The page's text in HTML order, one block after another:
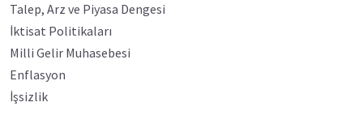
Talep, Arz ve Piyasa Dengesi
İktisat Politikaları
Milli Gelir Muhasebesi
Enflasyon
İşsizlik